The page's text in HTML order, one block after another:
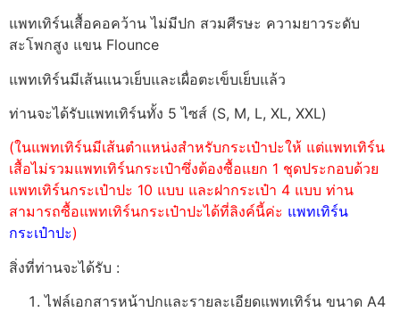
แพทเทิร์นเสื้อคอคว้าน ไม่มีปก สวมศีรษะ ความยาวระดับ
สะโพกสูง แขน Flounce
แพทเทิร์นมีเส้นแนวเย็บและเผื่อตะเข็บเย็บแล้ว
ท่านจะได้รับแพทเทิร์นทั้ง 5 ไซส์ (S, M, L, XL, XXL)
(ในแพทเทิร์นมีเส้นตำแหน่งสำหรับกระเป๋าปะให้ แต่แพทเทิร์น
เสื้อไม่รวมแพทเทิร์นกระเป๋าซึ่งต้องซื้อแยก 1 ชุดประกอบด้วย
แพทเทิร์นกระเป๋าปะ 10 แบบ และฝากระเป๋า 4 แบบ ท่าน
สามารถซื้อแพทเทิร์นกระเป๋าปะได้ที่ลิงค์นี้ค่ะ แพทเทิร์น
กระเป๋าปะ)
สิ่งที่ท่านจะได้รับ :
ไฟล์เอกสารหน้าปกและรายละเอียดแพทเทิร์น ขนาด A4